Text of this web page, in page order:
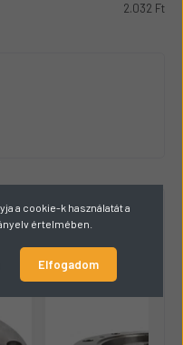
2.032 Ft
a cookie-k használatát a
értelmében.
Elfogadom